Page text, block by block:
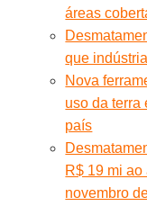
áreas
que indústria
Nova
uso da terra
país
R$ 19 mi
novembro